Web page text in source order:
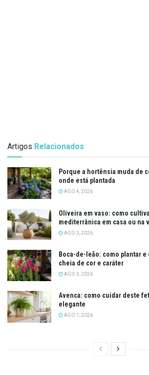
Artigos Relacionados
Porque a hortênsia muda de
onde está plantada
AGO 4, 2026
Oliveira em vaso: como
mediterrânica em casa ou na
AGO 3, 2026
Boca-de-leão: como plantar
cheia de cor e caráter
AGO 3, 2026
Avenca: como cuidar deste
elegante
AGO 1, 2026